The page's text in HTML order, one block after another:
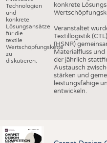
Technologien
und
konkrete
Lösungsansätze
für die
textile
Wertschöpfungskette
zu
diskutieren.
konkrete
Veranstaltet
Textillogistik
(HSNR)
Materialfluss und
der jährlich
Austausch
stärken und
leistungsfähige
entwickeln.